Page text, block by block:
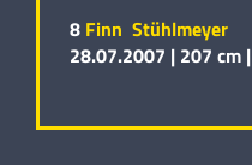
8 Finn Stühlmeyer
28.07.2007 | 207 cm |